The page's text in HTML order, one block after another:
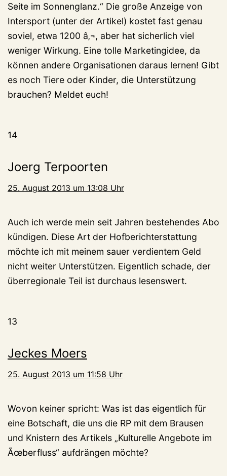
Seite im Sonnenglanz.“ Die große Anzeige von
Intersport (unter der Artikel) kostet fast genau
soviel, etwa 1200 â‚¬, aber hat sicherlich viel
weniger Wirkung. Eine tolle Marketingidee, da
können andere Organisationen daraus lernen! Gibt
es noch Tiere oder Kinder, die Unterstützung
brauchen? Meldet euch!
14
Joerg Terpoorten
25. August 2013 um 13:08 Uhr
Auch ich werde mein seit Jahren bestehendes Abo
kündigen. Diese Art der Hofberichterstattung
möchte ich mit meinem sauer verdientem Geld
nicht weiter Unterstützen. Eigentlich schade, der
überregionale Teil ist durchaus lesenswert.
13
Jeckes Moers
25. August 2013 um 11:58 Uhr
Wovon keiner spricht: Was ist das eigentlich für
eine Botschaft, die uns die RP mit dem Brausen
und Knistern des Artikels „Kulturelle Angebote im
Ãœberfluss“ aufdrängen möchte?